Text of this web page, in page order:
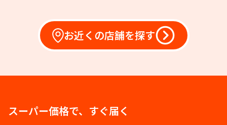
お近くの店舗を探す
スーパー価格で、すぐ届く